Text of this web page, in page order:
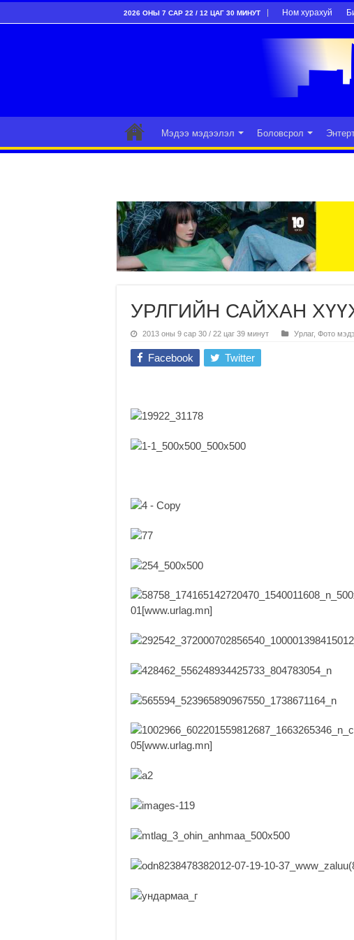
2026 ОНЫ 7 САР 22 / 12 ЦАГ 30 МИНУТ Ном хурахуй
Мэдээ мэдээлэл Боловсрол
УРЛГИЙН САЙХАН
2013 оны 9 сар 30 / 22 цаг 39 минут Урлаг, Фото
Facebook Twitter